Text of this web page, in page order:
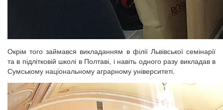
Окрім того займався викладанням в філії Львівської семінарії
та в підлітковій школі в Полтаві, і навіть одного разу викладав в
Сумському національному аграрному університеті.